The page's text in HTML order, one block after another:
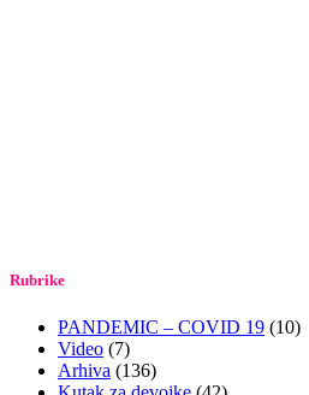
Rubrike
PANDEMIC – COVID 19 (10)
Video (7)
Arhiva (136)